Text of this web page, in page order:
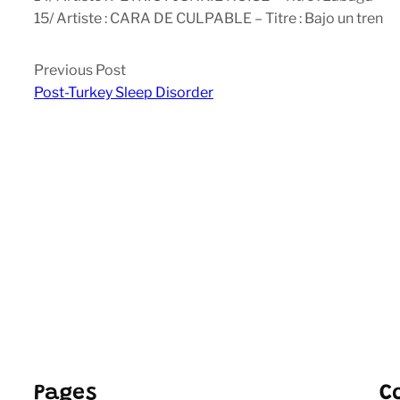
15/ Artiste : CARA DE CULPABLE – Titre : Bajo un tren
Previous Post
Post-Turkey Sleep Disorder
Pages